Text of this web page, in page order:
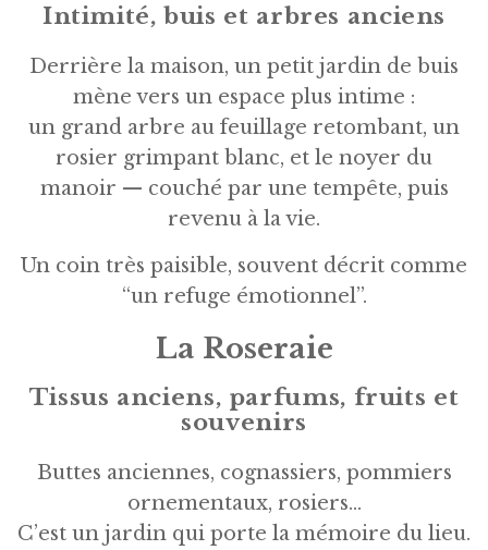
Intimité, buis et arbres anciens
Derrière la maison, un petit jardin de buis
mène vers un espace plus intime :
un grand arbre au feuillage retombant, un
rosier grimpant blanc, et le noyer du
manoir — couché par une tempête, puis
revenu à la vie.
Un coin très paisible, souvent décrit comme
“un refuge émotionnel”.
La Roseraie
Tissus anciens, parfums, fruits et
souvenirs
Buttes anciennes, cognassiers, pommiers
ornementaux, rosiers…
C’est un jardin qui porte la mémoire du lieu.